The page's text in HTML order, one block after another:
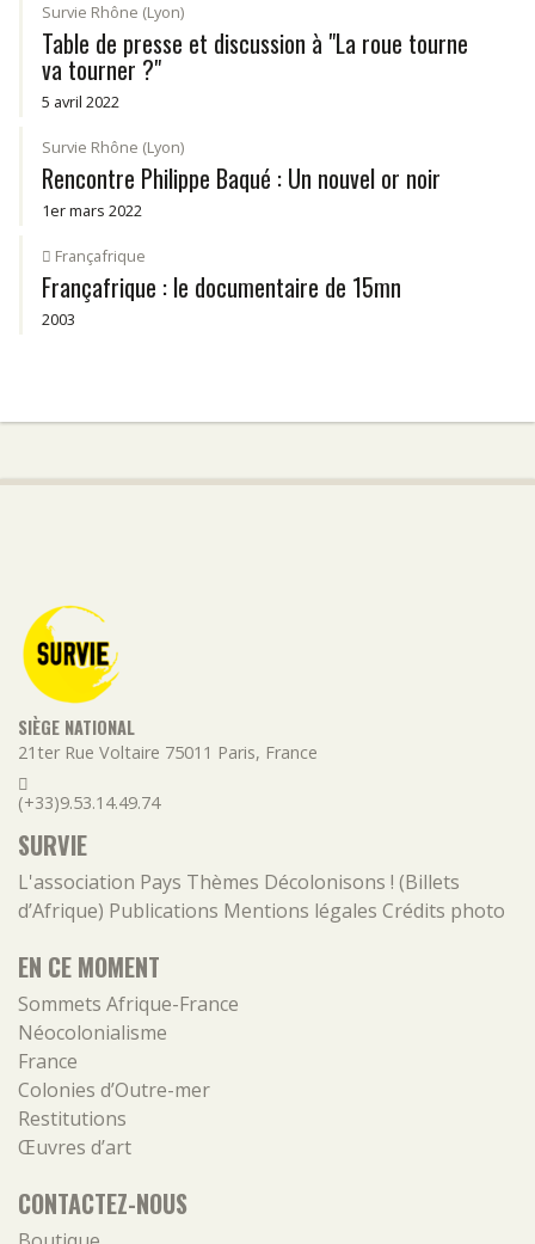
Survie Rhône (Lyon)
Table de presse et discussion à "La roue tourne
va tourner ?"
5 avril 2022
Survie Rhône (Lyon)
Rencontre Philippe Baqué : Un nouvel or noir
1er mars 2022
Françafrique
Françafrique : le documentaire de 15mn
2003
SIÈGE NATIONAL
21ter Rue Voltaire 75011 Paris, France
(+33)9.53.14.49.74
SURVIE
L'association Pays Thèmes Décolonisons ! (Billets
d’Afrique) Publications Mentions légales Crédits photo
EN CE MOMENT
Sommets Afrique-France
Néocolonialisme
France
Colonies d’Outre-mer
Restitutions
Œuvres d’art
CONTACTEZ-NOUS